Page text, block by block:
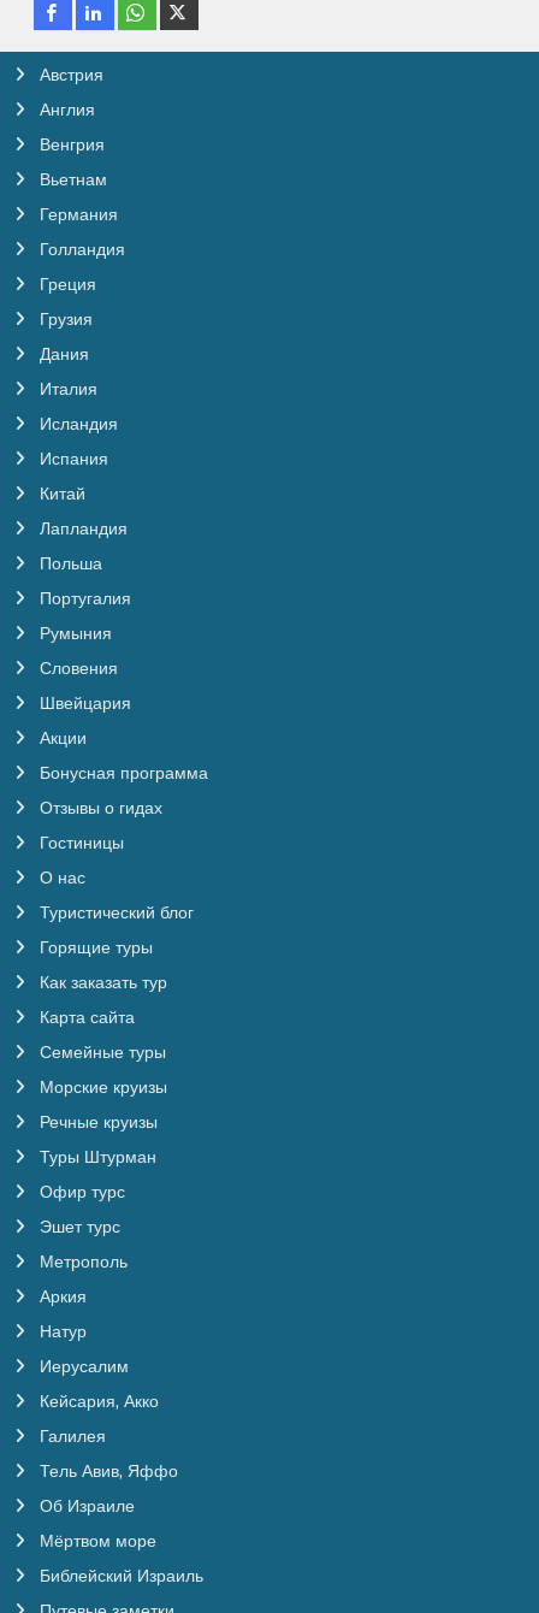
В стоимость тура включен ежедневный
завтрак, кроме тех случаев, когда группа
совершает внутренний ночной переезд
на поезде или самолете. Если в
ужины, это оговаривается специально в
описании тура. Меню фиксированное, а
необходимо доплачивать.
Вегетарианская пища должна быть
обеспечивается.
Перевозки
осуществляется в специальных
обслуживающие группы, как правило,
оборудованы кондиционером.
в том случае, если кондиционер не будет
максимально эффективен в особо
жаркую погоду. Обращаем ваше
внимание, что в Скандинавии и
вентиляцией без кондиционирования
воздуха. Туристы, летящие отдельно от
добираться в гостиницу или к месту
компенсации за неиспользованный
трансфер не получают.
Оплата входных билетов
Оплаченные входные билеты,
включенные в цену поездки,
включено", который находится в конце
каждого маршрута. В случае, если они не
следует оплатить самостоятельно, даже
описании маршрута.
В СТОИМОСТЬ ПОЕЗДКИ НЕ ВХОДИТ
За получение заграничного паспорта или
продление его срока действия
ответственность несет сам клиент.
Дополнительные экскурсии и посещения,
не упомянутые в разделе "в стоимость
включено" и упоминаемые в программе
в форме предложения или возможности,
программе, не включены в стоимость
тура. Они организуются руководителем
официальному тарифу, который
действует при условии участия не менее
изменена без предварительного
обязательной частью программы и не
включены в стоимость тура. Верной
в списке опций, получаемой туристами от
и другими сопроводительными
материалами.
Австрия
Англия
Венгрия
Вьетнам
Германия
Голландия
Греция
Грузия
Дания
Италия
Исландия
Испания
Китай
Лапландия
Польша
Португалия
Румыния
Словения
Швейцария
Акции
Бонусная программа
Отзывы о гидах
Гостиницы
О нас
Туристический блог
Горящие туры
Как заказать тур
Карта сайта
Семейные туры
Морские круизы
Речные круизы
Туры Штурман
Офир турс
Эшет турс
Метрополь
Аркия
Натур
Иерусалим
Кейсария, Акко
Галилея
Тель Авив, Яффо
Об Израиле
Мёртвом море
Библейский Израиль